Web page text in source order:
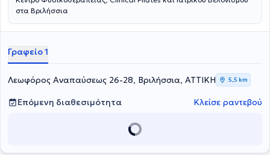
στα Βριλήσσια
Γραφείο 1
Λεωφόρος Αναπαύσεως 26-28, Βριλήσσια, ΑΤΤΙΚΗ 5,5 km
Επόμενη διαθεσιμότητα Κλείσε ραντεβού